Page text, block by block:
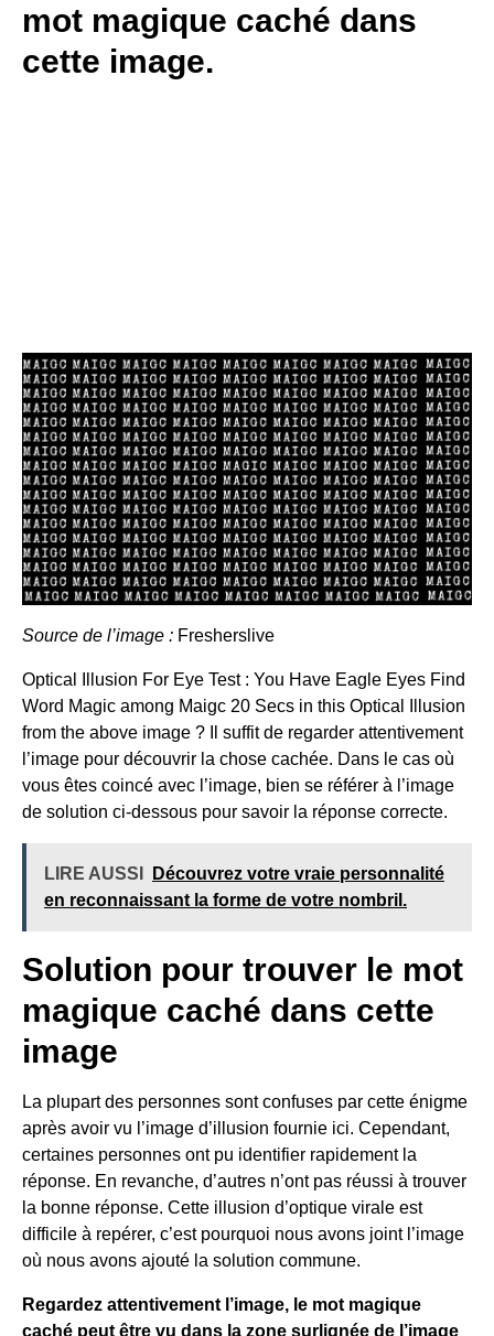
mot magique caché dans
cette image.
Source de l’image : Fresherslive
Optical Illusion For Eye Test : You Have Eagle Eyes Find
Word Magic among Maigc 20 Secs in this Optical Illusion
from the above image ? Il suffit de regarder attentivement
l’image pour découvrir la chose cachée. Dans le cas où
vous êtes coincé avec l’image, bien se référer à l’image
de solution ci-dessous pour savoir la réponse correcte.
LIRE AUSSI
Découvrez votre vraie personnalité
en reconnaissant la forme de votre nombril.
Solution pour trouver le mot
magique caché dans cette
image
La plupart des personnes sont confuses par cette énigme
après avoir vu l’image d’illusion fournie ici. Cependant,
certaines personnes ont pu identifier rapidement la
réponse. En revanche, d’autres n’ont pas réussi à trouver
la bonne réponse. Cette illusion d’optique virale est
difficile à repérer, c’est pourquoi nous avons joint l’image
où nous avons ajouté la solution commune.
Regardez attentivement l’image, le mot magique
caché peut être vu dans la zone surlignée de l’image